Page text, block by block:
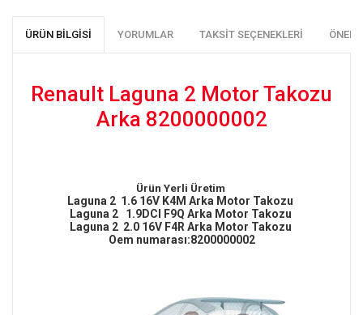
ÜRÜN BILGISI YORUMLAR TAKSIT SEÇENEKLERI
Renault Laguna 2 Motor Takozu
Arka 8200000002
Ürün Yerli Üretim
Laguna 2 1.6 16V K4M Arka Motor Takozu
Laguna 2 1.9DCI F9Q Arka Motor Takozu
Laguna 2 2.0 16V F4R Arka Motor Takozu
Oem numarası:8200000002